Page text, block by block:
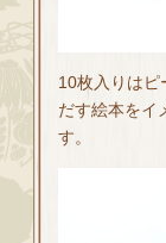
10枚入りはピ
だす絵本をイ
す。